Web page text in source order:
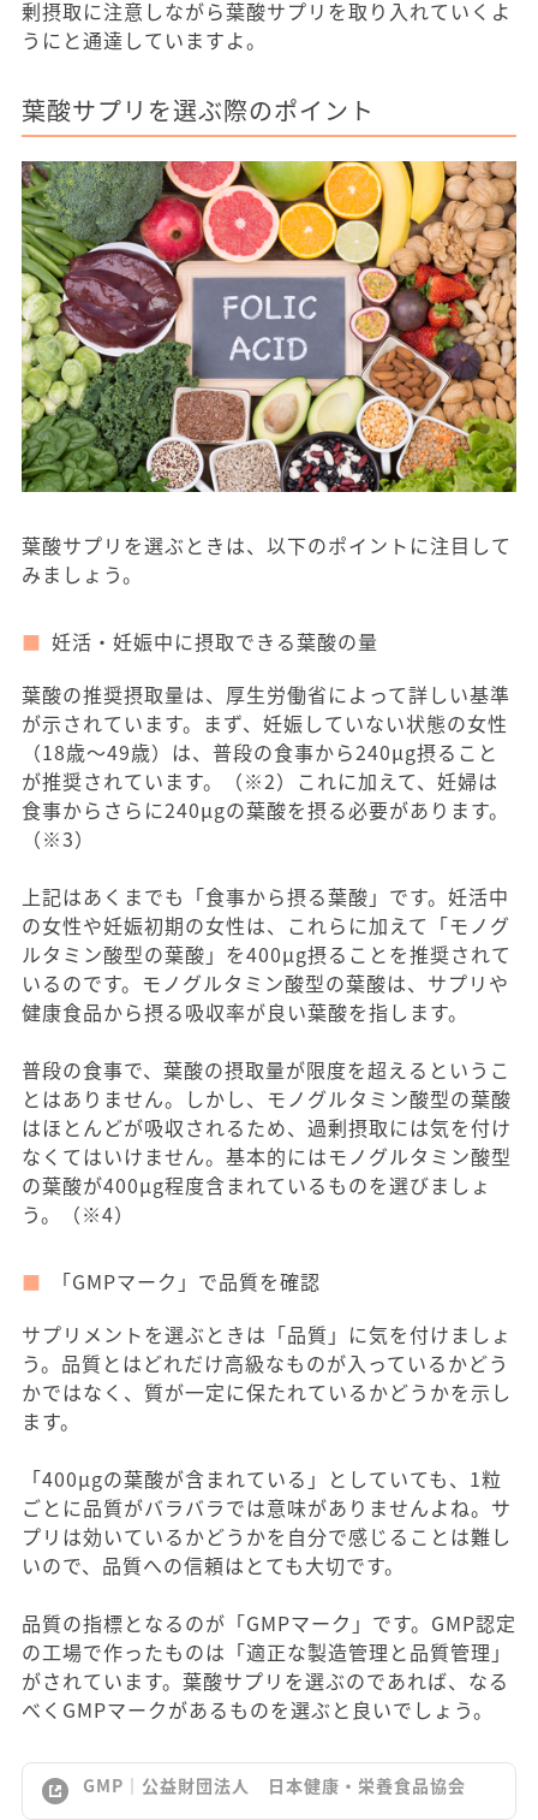
剰摂取に注意しながら葉酸サプリを取り入れていくよ
うにと通達していますよ。
葉酸サプリを選ぶ際のポイント
葉酸サプリを選ぶときは、以下のポイントに注目して
みましょう。
妊活・妊娠中に摂取できる葉酸の量
葉酸の推奨摂取量は、厚生労働省によって詳しい基準
が示されています。まず、妊娠していない状態の女性
（18歳〜49歳）は、普段の食事から240μg摂ること
が推奨されています。（※2）これに加えて、妊婦は
食事からさらに240μgの葉酸を摂る必要があります。
（※3）
上記はあくまでも「食事から摂る葉酸」です。妊活中
の女性や妊娠初期の女性は、これらに加えて「モノグ
ルタミン酸型の葉酸」を400μg摂ることを推奨されて
いるのです。モノグルタミン酸型の葉酸は、サプリや
健康食品から摂る吸収率が良い葉酸を指します。
普段の食事で、葉酸の摂取量が限度を超えるというこ
とはありません。しかし、モノグルタミン酸型の葉酸
はほとんどが吸収されるため、過剰摂取には気を付け
なくてはいけません。基本的にはモノグルタミン酸型
の葉酸が400μg程度含まれているものを選びましょ
う。（※4）
「GMPマーク」で品質を確認
サプリメントを選ぶときは「品質」に気を付けましょ
う。品質とはどれだけ高級なものが入っているかどう
かではなく、質が一定に保たれているかどうかを示し
ます。
「400μgの葉酸が含まれている」としていても、1粒
ごとに品質がバラバラでは意味がありませんよね。サ
プリは効いているかどうかを自分で感じることは難し
いので、品質への信頼はとても大切です。
品質の指標となるのが「GMPマーク」です。GMP認定
の工場で作ったものは「適正な製造管理と品質管理」
がされています。葉酸サプリを選ぶのであれば、なる
べくGMPマークがあるものを選ぶと良いでしょう。
GMP｜公益財団法人 日本健康・栄養食品協会